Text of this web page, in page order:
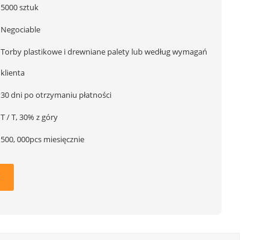
5000 sztuk
Negociable
Torby plastikowe i drewniane palety lub według wymagań
klienta
30 dni po otrzymaniu płatności
T / T, 30% z góry
500, 000pcs miesięcznie